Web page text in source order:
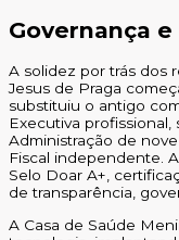
Governança
A solidez por trás dos
Jesus de Praga
substituiu o antigo
Executiva
Administração de
Fiscal independente.
Selo Doar A+,
de transparência,
A Casa de Saúde